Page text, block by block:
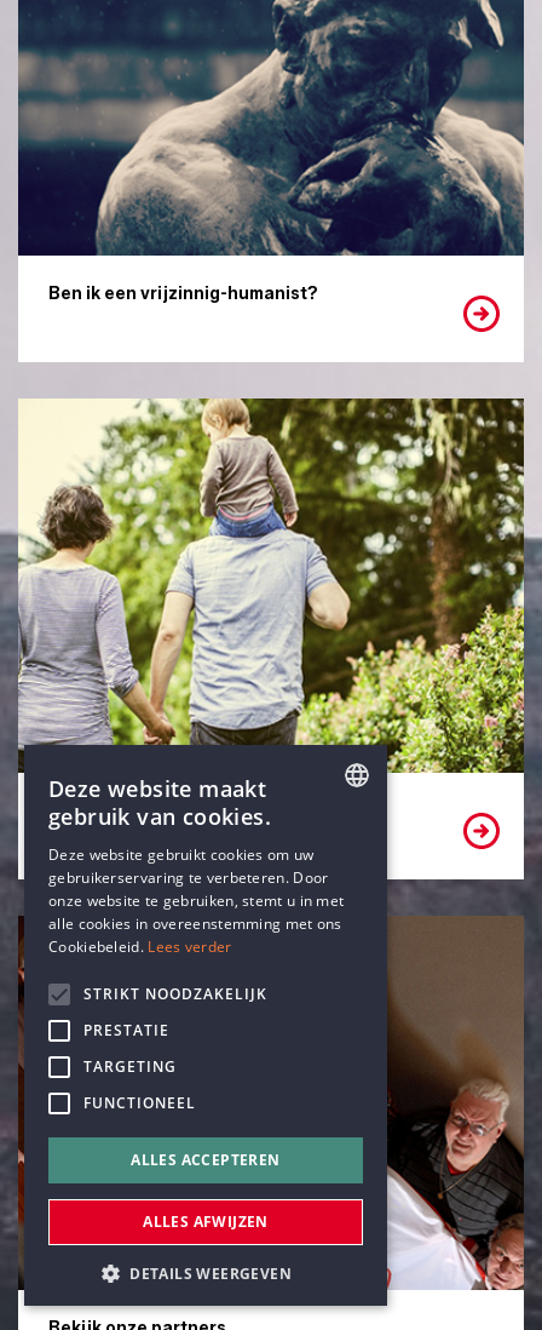
Ben ik een vrijzinnig-humanist?
Word lid of vrijwilliger
DUTCH
Deze website maakt
gebruik van cookies.
Deze website gebruikt cookies om uw
gebruikerservaring te verbeteren. Door
onze website te gebruiken, stemt u in met
alle cookies in overeenstemming met ons
Cookiebeleid. Lees verder
STRIKT NOODZAKELIJK
PRESTATIE
TARGETING
FUNCTIONEEL
ALLES ACCEPTEREN
ALLES AFWIJZEN
DETAILS WEERGEVEN